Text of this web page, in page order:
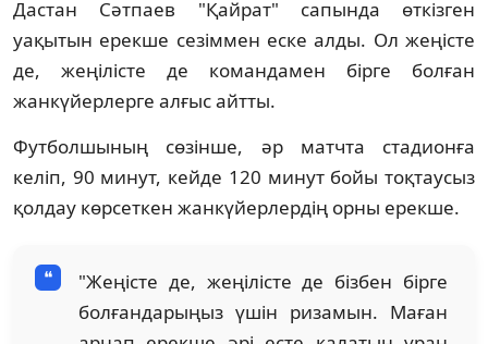
Дастан Сәтпаев "Қайрат" сапында өткізген
уақытын ерекше сезіммен еске алды. Ол жеңісте
де, жеңілісте де командамен бірге болған
жанкүйерлерге алғыс айтты.
Футболшының сөзінше, әр матчта стадионға
келіп, 90 минут, кейде 120 минут бойы тоқтаусыз
қолдау көрсеткен жанкүйерлердің орны ерекше.
"Жеңісте де, жеңілісте де бізбен бірге
болғандарыңыз үшін ризамын. Маған